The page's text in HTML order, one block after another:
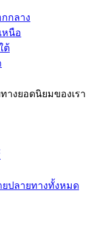
กลาง
หนือ
ต้
างยอดนิยมของเรา
ปลายทางทั้งหมด